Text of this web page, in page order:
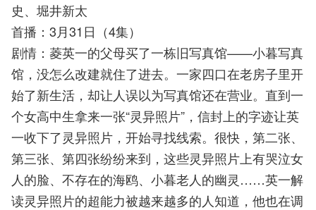
史、堀井新太
首播：3月31日（4集）
剧情：菱英一的父母买了一栋旧写真馆——小暮写真
馆，没怎么改建就住了进去。一家四口在老房子里开
始了新生活，却让人误以为写真馆还在营业。直到一
个女高中生拿来一张“灵异照片”，信封上的字迹让英
一收下了灵异照片，开始寻找线索。很快，第二张、
第三张、第四张纷纷来到，这些灵异照片上有哭泣女
人的脸、不存在的海鸥、小暮老人的幽灵……英一解
读灵异照片的超能力被越来越多的人知道，他也在调